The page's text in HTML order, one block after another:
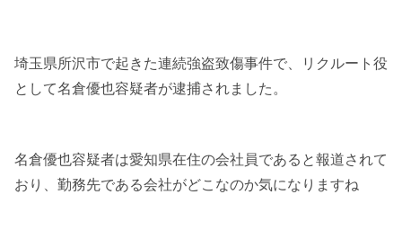
埼玉県所沢市で起きた連続強盗致傷事件で、リクルート役
として名倉優也容疑者が逮捕されました。
名倉優也容疑者は愛知県在住の会社員であると報道されて
おり、勤務先である会社がどこなのか気になりますね